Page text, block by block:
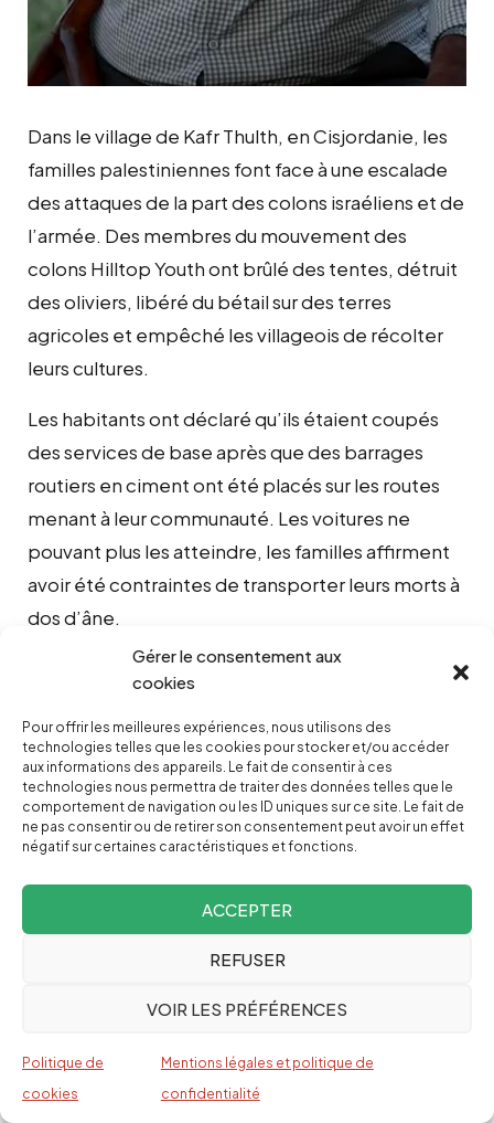
Gérer le consentement aux
cookies
Pour offrir les meilleures expériences, nous utilisons des
technologies telles que les cookies pour stocker et/ou accéder
aux informations des appareils. Le fait de consentir à ces
technologies nous permettra de traiter des données telles que le
comportement de navigation ou les ID uniques sur ce site. Le fait de
ne pas consentir ou de retirer son consentement peut avoir un effet
négatif sur certaines caractéristiques et fonctions.
ACCEPTER
REFUSER
VOIR LES PRÉFÉRENCES
Politique de
cookies
Mentions légales et politique de
confidentialité
Dans le village de Kafr Thulth, en Cisjordanie, les
familles palestiniennes font face à une escalade
des attaques de la part des colons israéliens et de
l’armée. Des membres du mouvement des
colons Hilltop Youth ont brûlé des tentes, détruit
des oliviers, libéré du bétail sur des terres
agricoles et empêché les villageois de récolter
leurs cultures.
Les habitants ont déclaré qu’ils étaient coupés
des services de base après que des barrages
routiers en ciment ont été placés sur les routes
menant à leur communauté. Les voitures ne
pouvant plus les atteindre, les familles affirment
avoir été contraintes de transporter leurs morts à
dos d’âne.
Farid Moqbel Awde, un résident de 75 ans,
culture de l’olivier et du figuier, désormais
assombrie par la violence et le déplacement. Les
villageois disent que cinq familles ont déjà été
forcées de partir, et que seuls quelques-uns
Malgré les difficultés, la communauté insiste sur le
fait qu’elle ne quittera pas sa terre.
Les opinions exprimées dans les articles publiés
sur le site d’Investig’Action n’engagent que le ou